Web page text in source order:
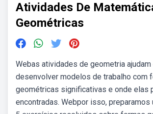
Atividades De
Geométricas
Webas atividades de geometria
desenvolver modelos de trabalho com
geométricas significativas e onde elas
encontradas. Webpor isso, preparamos